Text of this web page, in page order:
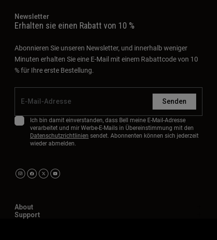
Newsletter
Erhalten sie einen Rabatt von 10 %
Abonnieren Sie unseren Newsletter, und innerhalb weniger
Minuten erhalten Sie eine E-Mail mit einem Rabattcode von 10
% für Ihre erste Bestellung.
Senden
Ich bin damit einverstanden, dass Bell meine E-Mail-Adresse
verarbeitet und mir Werbe-E-Mails in Übereinstimmung mit den
Datenschutzrichtlinien sendet. Abonnenten können sich jederzeit
wieder abmelden.
About
Support